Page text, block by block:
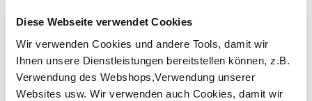
Diese Webseite verwendet Cookies
Wir verwenden Cookies und andere Tools, damit wir
Ihnen unsere Dienstleistungen bereitstellen können, z.B.
Verwendung des Webshops,Verwendung unserer
Websites usw. Wir verwenden auch Cookies, damit wir
Download Bilddatei ↘